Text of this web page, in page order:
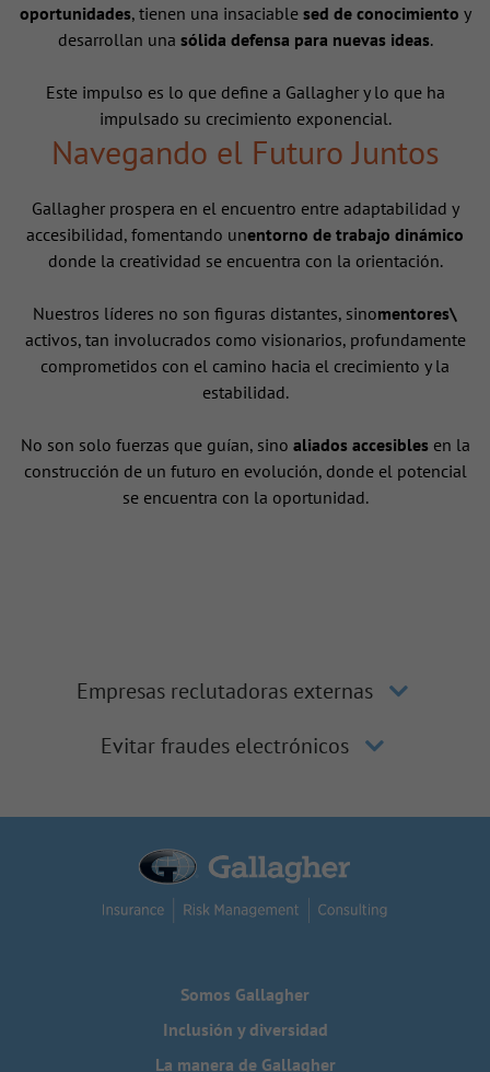
oportunidades, tienen una insaciable sed de conocimiento y
desarrollan una sólida defensa para nuevas ideas.
Este impulso es lo que define a Gallagher y lo que ha
impulsado su crecimiento exponencial.
Navegando el Futuro Juntos
Gallagher prospera en el encuentro entre adaptabilidad y
accesibilidad, fomentando unentorno de trabajo dinámico
donde la creatividad se encuentra con la orientación.
Nuestros líderes no son figuras distantes, sinomentores\
activos, tan involucrados como visionarios, profundamente
comprometidos con el camino hacia el crecimiento y la
estabilidad.
No son solo fuerzas que guían, sino aliados accesiblesen la
construcción de un futuro en evolución, donde el potencial
se encuentra con la oportunidad.
Empresas reclutadoras externas
Evitar fraudes electrónicos
Somos Gallagher
Inclusión y diversidad
La manera de Gallagher